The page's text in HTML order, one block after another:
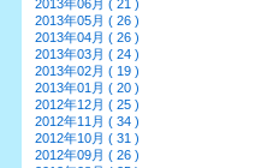
2013年06月 ( 21 )
2013年05月 ( 26 )
2013年04月 ( 26 )
2013年03月 ( 24 )
2013年02月 ( 19 )
2013年01月 ( 20 )
2012年12月 ( 25 )
2012年11月 ( 34 )
2012年10月 ( 31 )
2012年09月 ( 26 )